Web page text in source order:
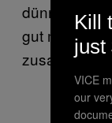
dünn und
gut mit
Kill
just
VICE
our